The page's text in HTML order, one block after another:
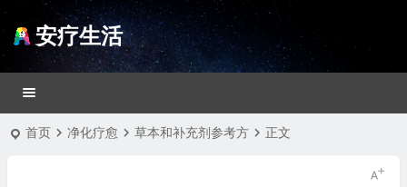
安疗生活
首页 净化疗愈 草本和补充剂参考方 正文